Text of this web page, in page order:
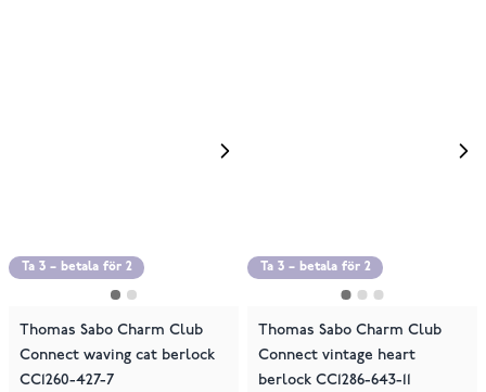
Ta 3 – betala för 2
Thomas Sabo Charm Club
Connect waving cat berlock
CC1260-427-7
Ta 3 – betala för 2
Thomas Sabo Charm Club
Connect vintage heart
berlock CC1286-643-11